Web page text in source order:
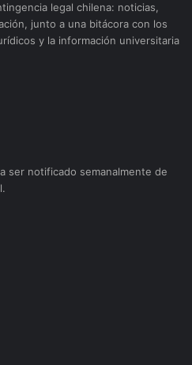
legal chilena: noticias,
junto a una bitácora con los
y la información universitaria
ser notificado semanalmente de